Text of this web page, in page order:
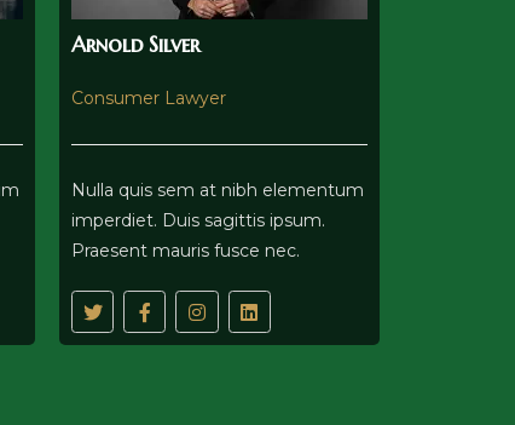
Arnold Silver
Consumer Lawyer
Nulla quis sem at nibh elementum
imperdiet. Duis sagittis ipsum.
Praesent mauris fusce nec.